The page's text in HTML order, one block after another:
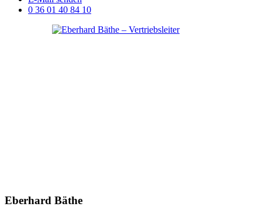
0 36 01 40 84 10
Eberhard Bäthe